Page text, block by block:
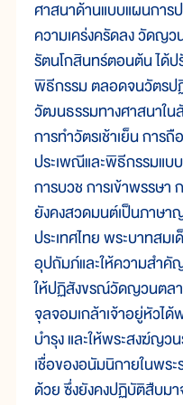
ศาสนาด้านแบบแผนการ
ความเคร่งครัดลง วัดญว
รัตนโกสินทร์ตอนต้น ได้
พิธีกรรม ตลอดจนวัตรป
วัฒนธรรมทางศาสนาใน
การทำวัตรเช้าเย็น การ
ประเพณีและพิธีกรรมแบบ
การบวช การเข้าพรรษ
ยังคงสวดมนต์เป็นภาษา
ประเทศไทย พระบาทสม
อุปถัมภ์และให้ความสำคั
ให้ปฏิสังขรณ์วัดญวนตล
จุลจอมเกล้าเจ้าอยู่หัวไ
บำรุง และให้พระสงฆ์ญ
เชื่อของอนัมนิกายในพร
ด้วย ซึ่งยังคงปฏิบัติสืบม